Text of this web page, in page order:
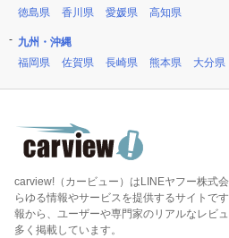
徳島県
香川県 愛媛県 高知県
九州・沖縄
福岡県
佐賀県 長崎県 熊本県 大分県
carview!（カービュー）はLINEヤフー株式
らゆる情報やサービスを提供するサイトで
報から、ユーザーや専門家のリアルなレビ
多く掲載しています。